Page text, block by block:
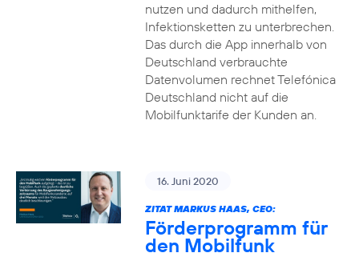
nutzen und dadurch mithelfen,
Infektionsketten zu unterbrechen.
Das durch die App innerhalb von
Deutschland verbrauchte
Datenvolumen rechnet Telefónica
Deutschland nicht auf die
Mobilfunktarife der Kunden an.
16. Juni 2020
ZITAT MARKUS HAAS, CEO:
Förderprogramm für
den Mobilfunk